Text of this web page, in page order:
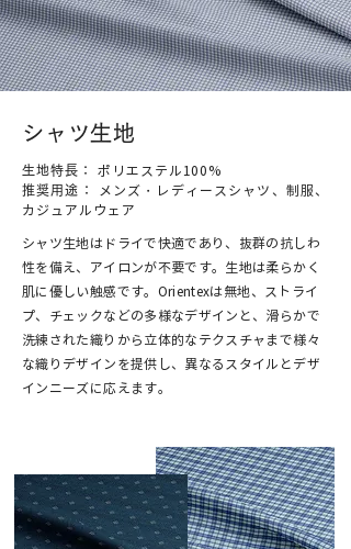
シャツ生地
生地特長： ポリエステル100%
推奨用途：
メンズ・レディースシャツ、制服、
カジュアルウェア
シャツ生地はドライで快適であり、抜群の抗しわ
性を備え、アイロンが不要です。生地は柔らかく
肌に優しい触感です。Orientexは無地、ストライ
プ、チェックなどの多様なデザインと、滑らかで
洗練された織りから立体的なテクスチャまで様々
な織りデザインを提供し、異なるスタイルとデザ
インニーズに応えます。